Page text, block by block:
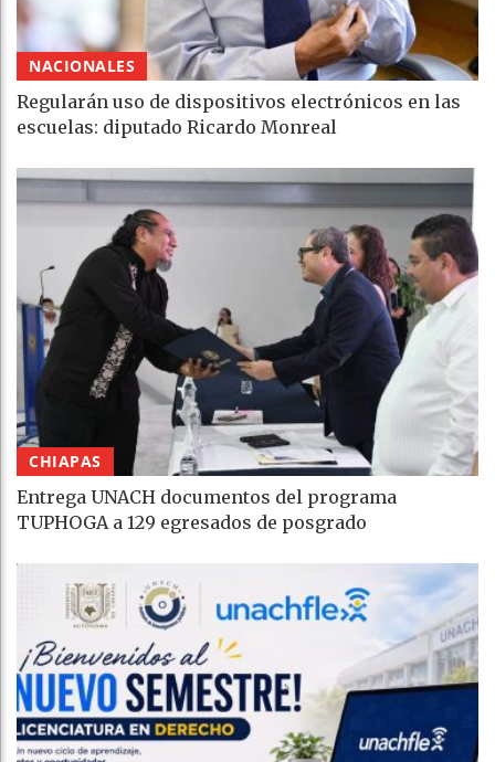
NACIONALES
Regularán uso de dispositivos electrónicos en las
escuelas: diputado Ricardo Monreal
CHIAPAS
Entrega UNACH documentos del programa
TUPHOGA a 129 egresados de posgrado